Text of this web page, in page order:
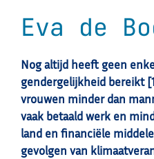
Eva de
Nog altijd heeft geen
gendergelijkheid bereikt
vrouwen minder dan
vaak betaald werk en
land en financiële
gevolgen van